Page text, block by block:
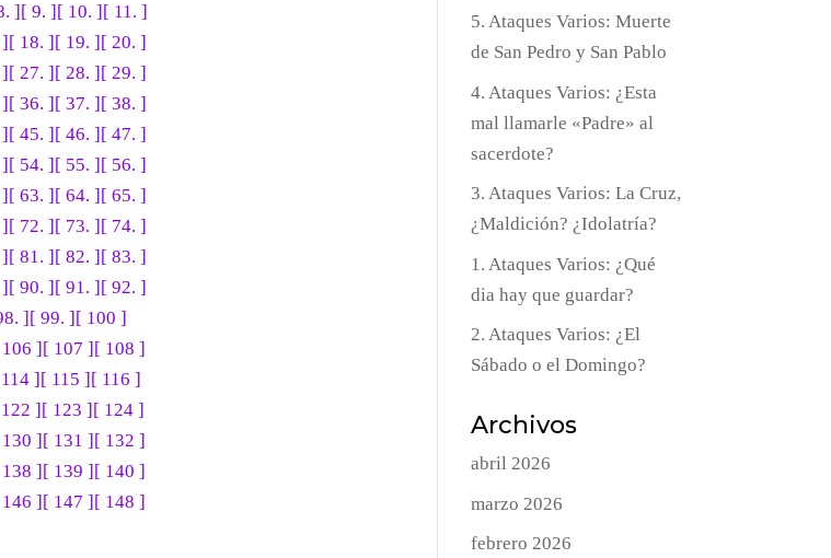
] [ 9. ] [ 10. ] [ 11. ]
[ 18. ] [ 19. ] [ 20. ]
[ 27. ] [ 28. ] [ 29. ]
[ 36. ] [ 37. ] [ 38. ]
[ 45. ] [ 46. ] [ 47. ]
[ 54. ] [ 55. ] [ 56. ]
[ 63. ] [ 64. ] [ 65. ]
[ 72. ] [ 73. ] [ 74. ]
[ 81. ] [ 82. ] [ 83. ]
[ 90. ] [ 91. ] [ 92. ]
] [ 99. ] [ 100 ]
] [ 107 ] [ 108 ]
] [ 115 ] [ 116 ]
] [ 123 ] [ 124 ]
] [ 131 ] [ 132 ]
] [ 139 ] [ 140 ]
] [ 147 ] [ 148 ]
5. Ataques Varios: Muerte
de San Pedro y San Pablo
4. Ataques Varios: ¿Esta
mal llamarle «Padre» al
sacerdote?
3. Ataques Varios: La Cruz,
¿Maldición? ¿Idolatría?
1. Ataques Varios: ¿Qué
dia hay que guardar?
2. Ataques Varios: ¿El
Sábado o el Domingo?
Archivos
abril 2026
marzo 2026
febrero 2026